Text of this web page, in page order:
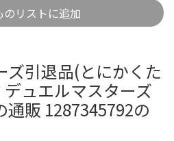
のリストに追加
ズ引退品(とにかくた
ュエルマスターズ
通販 1287345792の